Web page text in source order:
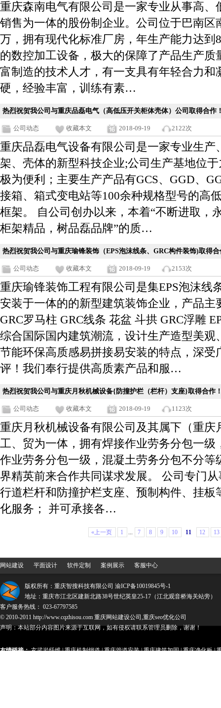
重庆森南电气有限公司是一家专业从事高
销售为一体的股份制企业。公司位于巴南区
万，拥有现代化标准厂房，年生产能力达到
的数控加工设备，极大的保障了产品生产
富制造的技术人才，有一支具有年轻合力
硬，经验丰富，训练有素…
热烈祝贺我公司与重庆品磊电气（高低压开关柜体壳体）公司取得合作
公司动态 收藏本文 2018-09-19 2122次
重庆品磊电气设备有限公司是一家专业生
架、壳体的新型科技企业;公司生产基地位
极为便利；主要生产产品有GCS、GGD、
接箱、箱式变电站等100余种规格型号的高
框架。 自公司创办以来，本着“不断进取，
柜架精品，树品磊品牌”的质…
热烈祝贺我公司与重庆瑜锋装饰（EPS泡沫线条、GRC构件装饰)取得合
公司动态 收藏本文 2018-09-19 2153次
重庆瑜锋装饰工程有限公司是集EPS泡沫线
安装于一体的的新型建筑装饰企业，产品主
GRC罗马柱 GRC线条 花盆 斗拱 GRC浮雕
综合国际国内建筑潮流，设计生产造型美
节能环保高质感易拼接易安装的特点，深
评！我们奉行提供高质素产品和服…
热烈祝贺我公司与重庆月秋机械设备{防撞护栏（栏杆）支座}取得合作
公司动态 收藏本文 2018-09-19 1123次
重庆月秋机械设备有限公司及其属下（重
工、贸为一体，拥有焊接作业劳务分包一
作业劳务分包一级，混凝土劳务分包不分
界精英前来合作共同谋求发展。 公司专门
行道栏杆和防撞护栏支座、预制构件、挂
化服务； 并可承接各…
«上一页 1 ... 7 8 9 10 11 12 13
网站建设 平面设计 软件定制 案例展示 客服中心
版权所有：重庆智搜科技有限公司 渝ICP备10019845号-1
地址：重庆市江北区建新北路38号世纪英皇25-17（江北观音桥海关站旁）
客户服务热线： 023-67797585
© 2010-2011 http://www.cqzhisou.com 重庆网站建设公司,重庆seo优化公司
声明：本站部分内容图片来源于互联网，如有侵权请联系管理员删除，谢谢！
友情链接： 玄武岩纤维|重庆机制烟道|重庆管道安装|重庆建筑加固|重庆净化板|